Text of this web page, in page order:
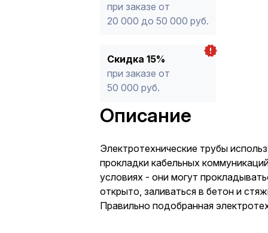
при заказе от
20 000 до 50 000 руб.
Скидка 15%
при заказе от
50 000 руб.
Описание
Электротехнические трубы
прокладки кабельных
условиях - они могут
открыто, заливаться в бетон и
Правильно подобранная